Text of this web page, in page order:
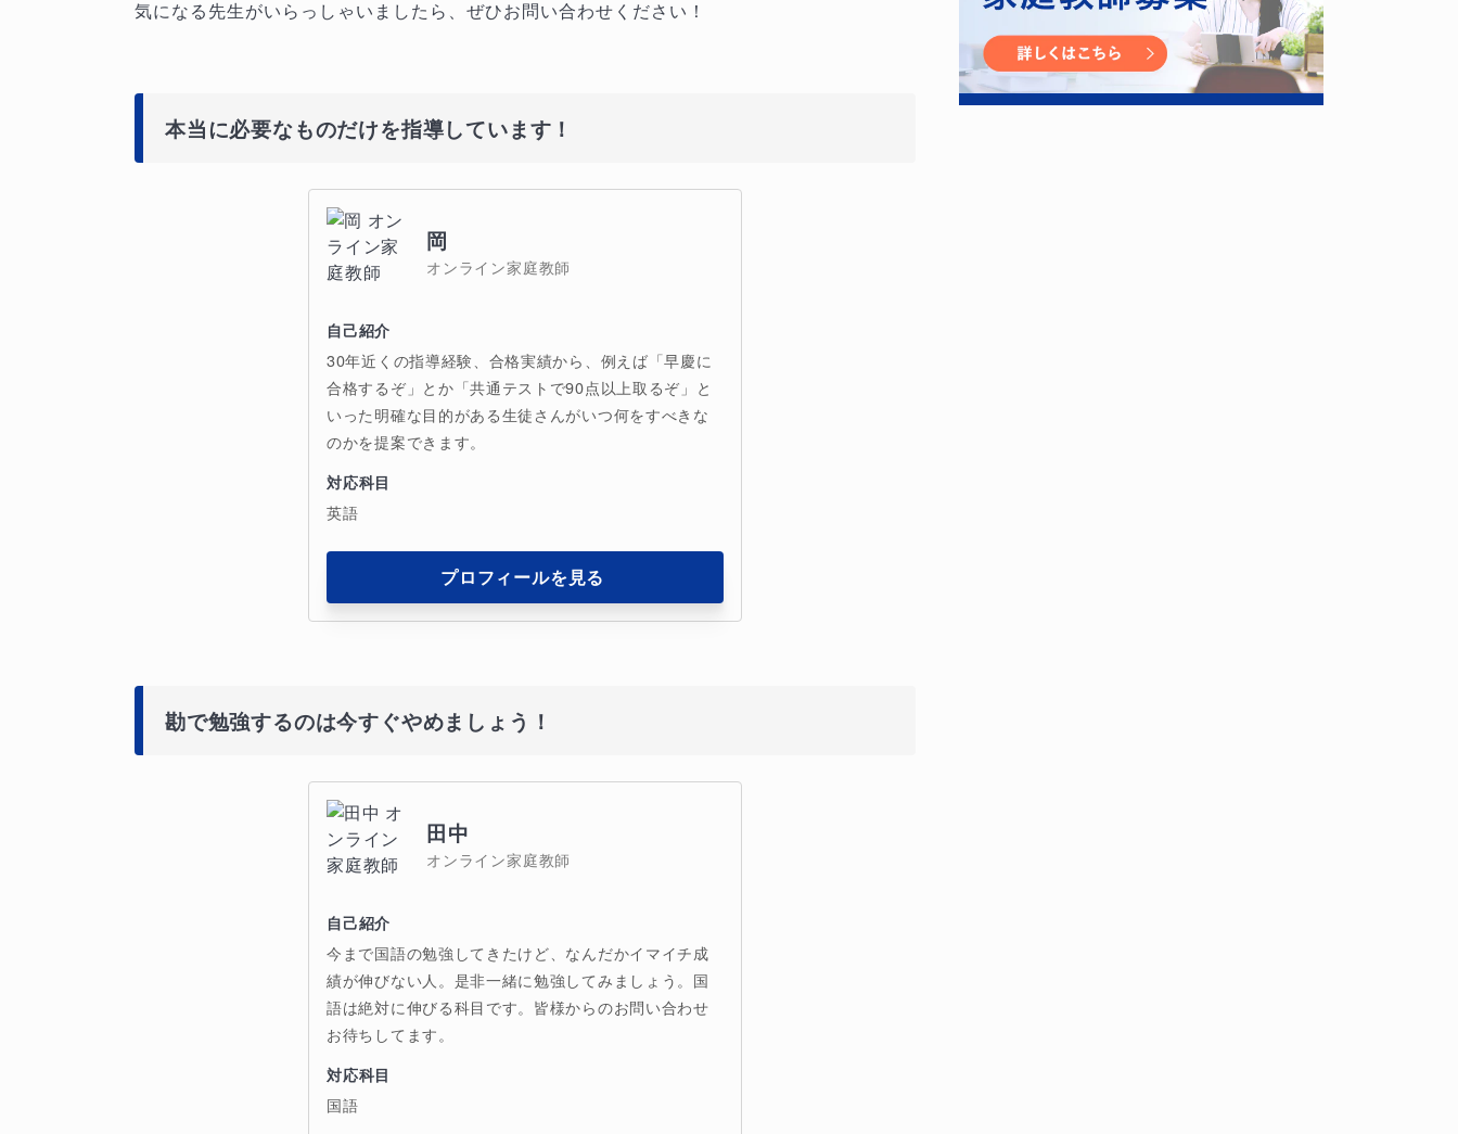
気になる先生がいらっしゃいましたら、ぜひお問い合わせください！
本当に必要なものだけを指導しています！
岡
オンライン家庭教師
自己紹介
30年近くの指導経験、合格実績から、例えば「早慶に
合格するぞ」とか「共通テストで90点以上取るぞ」と
いった明確な目的がある生徒さんがいつ何をすべきな
のかを提案できます。
対応科目
英語
プロフィールを見る
勘で勉強するのは今すぐやめましょう！
田中
オンライン家庭教師
自己紹介
今まで国語の勉強してきたけど、なんだかイマイチ成
績が伸びない人。是非一緒に勉強してみましょう。国
語は絶対に伸びる科目です。皆様からのお問い合わせ
お待ちしてます。
対応科目
国語